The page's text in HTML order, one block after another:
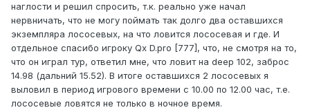
наглости и решил спросить, т.к. реально уже начал
нервничать, что не могу поймать так долго два оставшихся
экземпляра лососевых, на что ловится лососевая и где. И
отдельное спасибо игроку Qx D.pro [777], что, не смотря на то,
что он играл тур, ответил мне, что ловит на deep 102, заброс
14.98 (дальний 15.52). В итоге оставшихся 2 лососевых я
выловил в период игрового времени с 10.00 по 12.00 час, т.е.
лососевые ловятся не только в ночное время.